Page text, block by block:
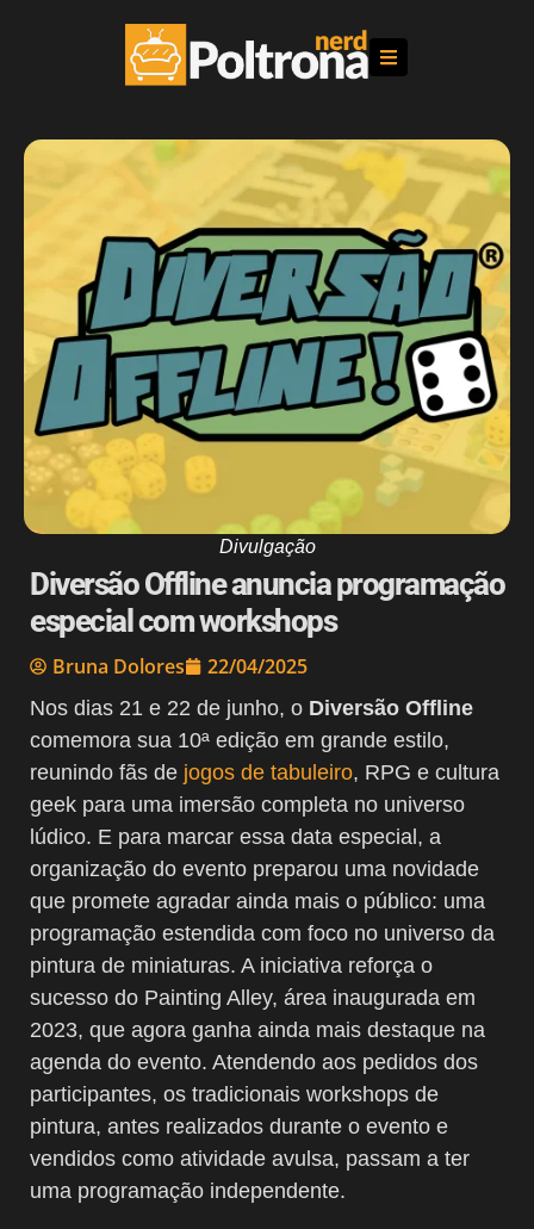
Divulgação
Diversão Offline anuncia programação
especial com workshops
Bruna Dolores 22/04/2025
Nos dias 21 e 22 de junho, o Diversão Offline
comemora sua 10ª edição em grande estilo,
reunindo fãs de jogos de tabuleiro, RPG e cultura
geek para uma imersão completa no universo
lúdico. E para marcar essa data especial, a
organização do evento preparou uma novidade
que promete agradar ainda mais o público: uma
programação estendida com foco no universo da
pintura de miniaturas. A iniciativa reforça o
sucesso do Painting Alley, área inaugurada em
2023, que agora ganha ainda mais destaque na
agenda do evento. Atendendo aos pedidos dos
participantes, os tradicionais workshops de
pintura, antes realizados durante o evento e
vendidos como atividade avulsa, passam a ter
uma programação independente.